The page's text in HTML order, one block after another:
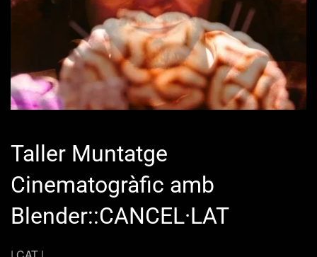
Taller Muntatge
Cinematogràfic amb
Blender::CANCEL·LAT